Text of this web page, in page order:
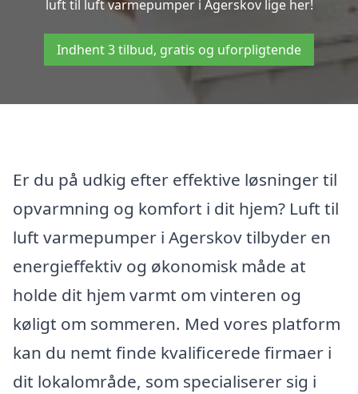
luft til luft varmepumper i Agerskov lige her!
Indhent 3 tilbud, gratis og uforpligtende
Er du på udkig efter effektive løsninger til
opvarmning og komfort i dit hjem? Luft til
luft varmepumper i Agerskov tilbyder en
energieffektiv og økonomisk måde at
holde dit hjem varmt om vinteren og
køligt om sommeren. Med vores platform
kan du nemt finde kvalificerede firmaer i
dit lokalområde, som specialiserer sig i